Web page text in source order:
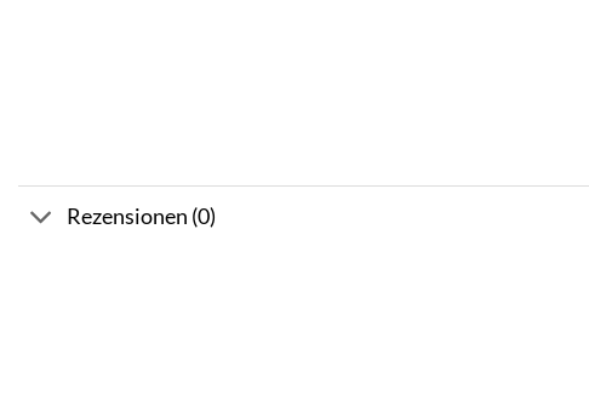
Rezensionen (0)